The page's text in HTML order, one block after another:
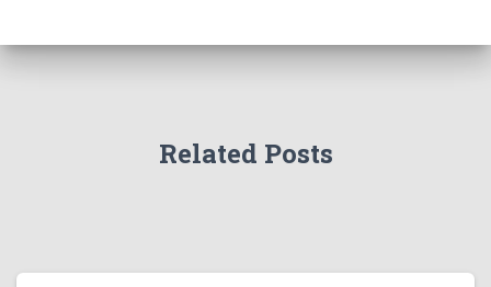
Related Posts